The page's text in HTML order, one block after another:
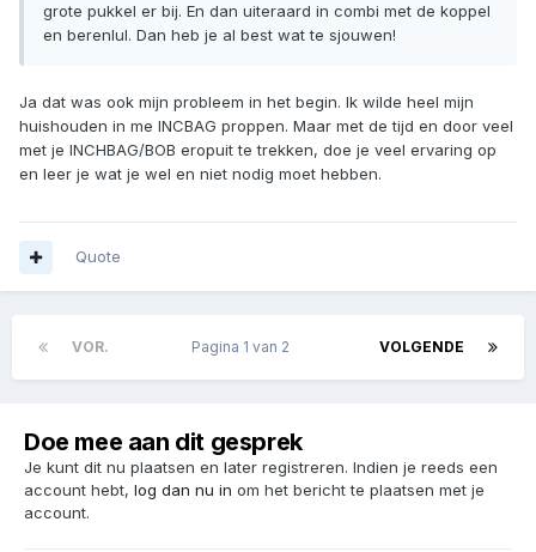
grote pukkel er bij. En dan uiteraard in combi met de koppel
en berenlul. Dan heb je al best wat te sjouwen!
Ja dat was ook mijn probleem in het begin. Ik wilde heel mijn
huishouden in me INCBAG proppen. Maar met de tijd en door veel
met je INCHBAG/BOB eropuit te trekken, doe je veel ervaring op
en leer je wat je wel en niet nodig moet hebben.
Quote
VOR. VOLGENDE
Pagina 1 van 2
Doe mee aan dit gesprek
Je kunt dit nu plaatsen en later registreren. Indien je reeds een
account hebt, log dan nu in om het bericht te plaatsen met je
account.